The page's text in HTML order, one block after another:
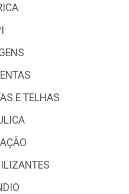
E TELHAS